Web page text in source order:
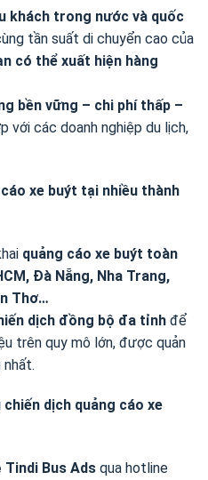
khách trong nước và quốc
tần suất di chuyển cao của
có thể xuất hiện hàng
bền vững – chi phí thấp –
với các doanh nghiệp du lịch,
xe buýt tại nhiều thành
quảng cáo xe buýt toàn
Đà Nẵng, Nha Trang,
Thơ…
dịch đồng bộ đa tỉnh để
trên quy mô lớn, được quản
dịch quảng cáo xe
Tindi Bus Ads qua hotline